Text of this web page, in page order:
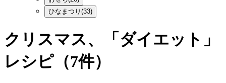
ひなまつり(33)
クリスマス、「ダイエット」
レシピ（7件）